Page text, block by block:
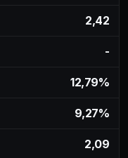
2,42
-
12,79%
9,27%
2,09